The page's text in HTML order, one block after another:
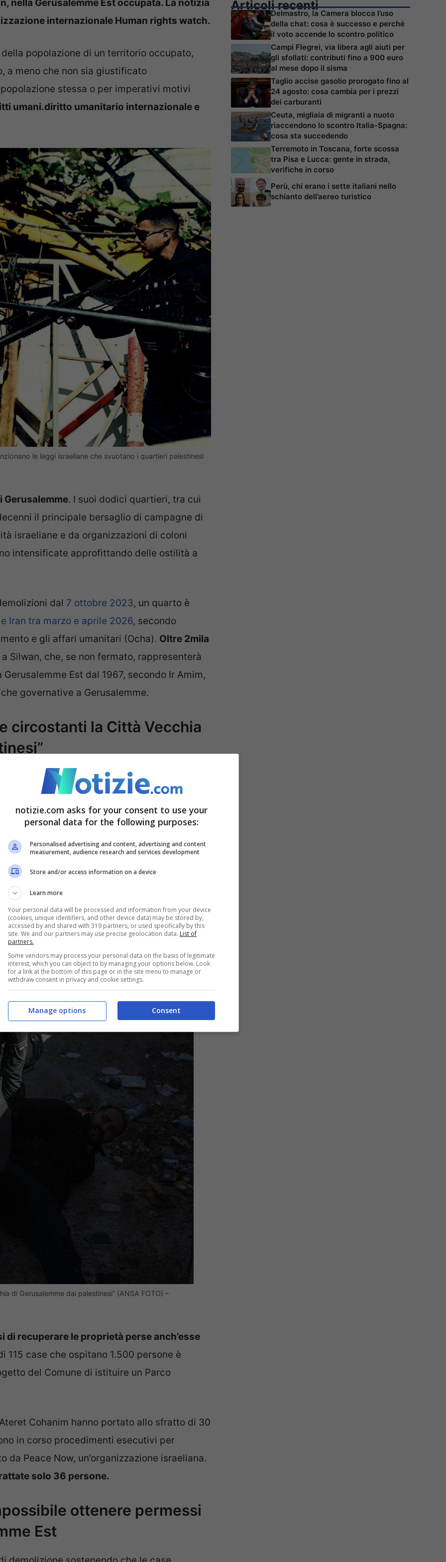
nella Gerusalemme Est occupata. La notizia
internazionale Human rights watch.
popolazione di un territorio occupato,
a meno che non sia giustificato
stessa o per imperativi motivi
umani.diritto umanitario internazionale e
le leggi israeliane che svuotano i quartieri palestinesi
Gerusalemme. I suoi dodici quartieri, tra cui
il principale bersaglio di campagne di
israeliane e da organizzazioni di coloni
intensificate approfittando delle ostilità a
dal 7 ottobre 2023, un quarto è
Iran tra marzo e aprile 2026, secondo
e gli affari umanitari (Ocha). Oltre 2mila
a Silwan, che, se non fermato, rappresenterà
Est dal 1967, secondo Ir Amim,
governative a Gerusalemme.
circostanti la Città Vecchia
la loro politica illegale di lunga data di
di Gerusalemme dai palestinesi e di
Sarah Sanbar, ricercatrice ad interim su
per cambiare la demografia di
possibile dall’impunità concessa dagli stretti
Silwan e intervistato tre residenti a cui
nonché due avvocati che
i documenti legali pertinenti.
di una serie di cause di sfratto intentate
agli ebrei di rivendicare le proprietà
del 1948.
di Gerusalemme dai palestinesi” (ANSA FOTO) –
di recuperare le proprietà perse anch’esse
115 case che ospitano 1.500 persone è
del Comune di istituire un Parco
Cohanim hanno portato allo sfratto di 30
in corso procedimenti esecutivi per
Peace Now, un’organizzazione israeliana.
solo 36 persone.
ottenere permessi
Est
Articoli recenti
Delmastro, la Camera blocca l’uso
della chat: cosa è successo e perché
il voto accende lo scontro politico
Campi Flegrei, via libera agli aiuti per
gli sfollati: contributi fino a 900 euro
al mese dopo il sisma
Taglio accise gasolio prorogato fino al
24 agosto: cosa cambia per i prezzi
dei carburanti
Ceuta, migliaia di migranti a nuoto
riaccendono lo scontro Italia-Spagna:
cosa sta succedendo
Terremoto in Toscana, forte scossa
tra Pisa e Lucca: gente in strada,
verifiche in corso
Perù, chi erano i sette italiani nello
schianto dell’aereo turistico
notizie.com asks for your consent to use your
personal data for the following purposes:
Personalised advertising and content, advertising and content
measurement, audience research and services development
Store and/or access information on a device
Learn more
Your personal data will be processed and information from your device
(cookies, unique identifiers, and other device data) may be stored by,
accessed by and shared with 319 partners, or used specifically by this
site. We and our partners may use precise geolocation data. List of
partners.
Some vendors may process your personal data on the basis of legitimate
interest, which you can object to by managing your options below. Look
for a link at the bottom of this page or in the site menu to manage or
withdraw consent in privacy and cookie settings.
Consent
Manage options